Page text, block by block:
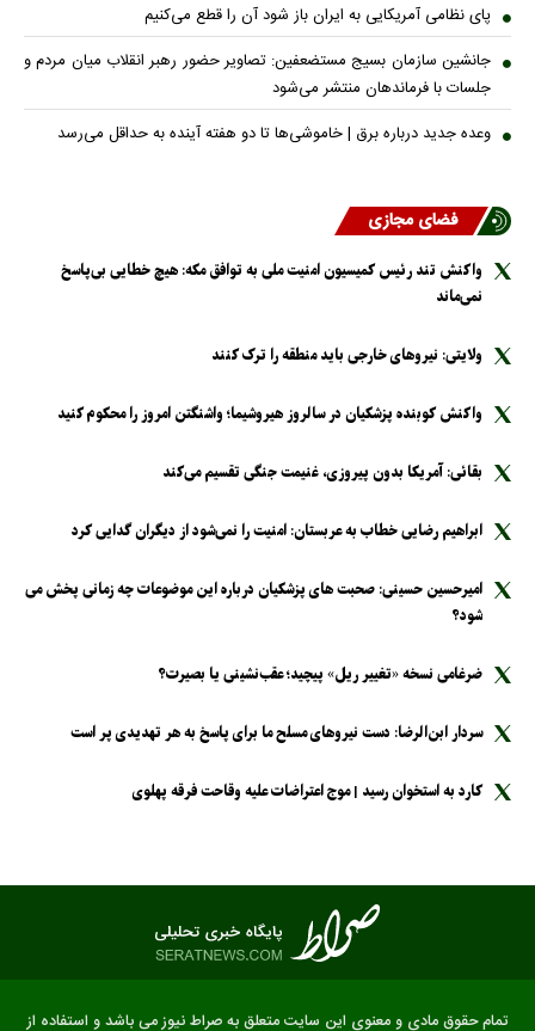
پای نظامی آمریکایی به ایران باز شود آن را قطع می‌کنیم
جانشین سازمان بسیج مستضعفین: تصاویر حضور رهبر انقلاب میان مردم و
جلسات با فرماندهان منتشر می‌شود
وعده جدید درباره برق | خاموشی‌ها تا دو هفته آینده به حداقل می‌رسد
فضای مجازی
واکنش تند رئیس کمیسیون امنیت ملی به توافق مکه: هیچ خطایی بی‌پاسخ
نمی‌ماند
ولایتی: نیرو‌های خارجی باید منطقه را ترک کنند
واکنش کوبنده پزشکیان در سالروز هیروشیما؛ واشنگتن امروز را محکوم کنید
بقائی: آمریکا بدون پیروزی، غنیمت جنگی تقسیم می‌کند
ابراهیم رضایی خطاب به عربستان: امنیت را نمی‌شود از دیگران گدایی کرد
امیرحسین حسینی: صحبت های پزشکیان درباره این موضوعات چه زمانی پخش می
شود؟
ضرغامی نسخه «تغییر ریل» پیچید؛ عقب‌نشینی یا بصیرت؟
سردار ابن‌الرضا: دست نیرو‌های مسلح ما برای پاسخ به هر تهدیدی پر است
کارد به استخوان رسید | موج اعتراضات علیه وقاحت فرقه پهلوی
تمام حقوق مادی و معنوی این سایت متعلق به صراط نیوز می باشد و استفاده از